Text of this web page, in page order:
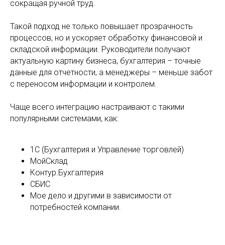
сокращая ручной труд.
Такой подход не только повышает прозрачность
процессов, но и ускоряет обработку финансовой и
складской информации. Руководители получают
актуальную картину бизнеса, бухгалтерия – точные
данные для отчетности, а менеджеры – меньше забот
с переносом информации и контролем.
Чаще всего интеграцию настраивают с такими
популярными системами, как:
1С (Бухгалтерия и Управление торговлей)
МойСклад
Контур.Бухгалтерия
СБИС
Мое дело и другими в зависимости от
потребностей компании.